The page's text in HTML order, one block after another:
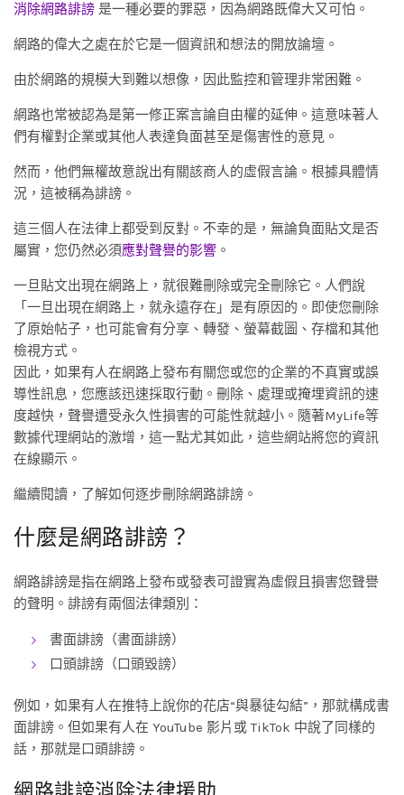
消除網路誹謗 是一種必要的罪惡，因為網路既偉大又可怕。
網路的偉大之處在於它是一個資訊和想法的開放論壇。
由於網路的規模大到難以想像，因此監控和管理非常困難。
網路也常被認為是第一修正案言論自由權的延伸。這意味著人
們有權對企業或其他人表達負面甚至是傷害性的意見。
然而，他們無權故意說出有關該商人的虛假言論。根據具體情
況，這被稱為誹謗。
這三個人在法律上都受到反對。不幸的是，無論負面貼文是否
屬實，您仍然必須應對聲譽的影響 。
一旦貼文出現在網路上，就很難刪除或完全刪除它。人們說
「一旦出現在網路上，就永遠存在」是有原因的。即使您刪除
了原始帖子，也可能會有分享、轉發、螢幕截圖、存檔和其他
檢視方式。
因此，如果有人在網路上發布有關您或您的企業的不真實或誤
導性訊息，您應該迅速採取行動。刪除、處理或掩埋資訊的速
度越快，聲譽遭受永久性損害的可能性就越小。隨著MyLife等
數據代理網站的激增，這一點尤其如此，這些網站將您的資訊
在線顯示。
繼續閱讀，了解如何逐步刪除網路誹謗。
什麼是網路誹謗？
網路誹謗是指在網路上發布或發表可證實為虛假且損害您聲譽
的聲明。誹謗有兩個法律類別：
書面誹謗（書面誹謗）
口頭誹謗（口頭毀謗）
例如，如果有人在推特上說你的花店“與暴徒勾結”，那就構成書
面誹謗。但如果有人在 YouTube 影片或 TikTok 中說了同樣的
話，那就是口頭誹謗。